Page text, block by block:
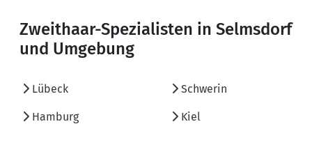
Zweithaar-Spezialisten in Selmsdorf
und Umgebung
Lübeck Schwerin
Hamburg Kiel